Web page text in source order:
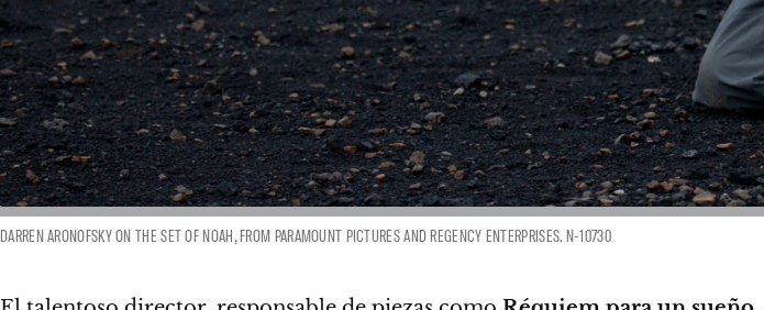
DARREN ARONOFSKY ON THE SET OF NOAH, FROM PARAMOUNT PICTURES AND REGENCY ENTERPRISES. N-10730